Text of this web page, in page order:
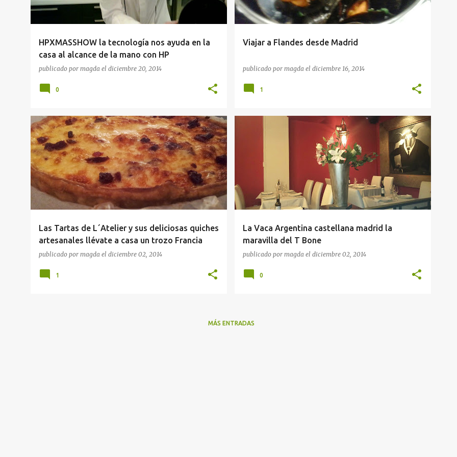
HPXMASSHOW la tecnología nos ayuda en la
casa al alcance de la mano con HP
publicado por magda el diciembre 20, 2014
0
Viajar a Flandes desde Madrid
publicado por magda el diciembre 16, 2014
1
Las Tartas de L´Atelier y sus deliciosas quiches
artesanales llévate a casa un trozo Francia
publicado por magda el diciembre 02, 2014
TIENDAS
1
La Vaca Argentina castellana madrid la
maravilla del T Bone
publicado por magda el diciembre 02, 2014
RESTAURANTES EN MADRID
0
MÁS ENTRADAS